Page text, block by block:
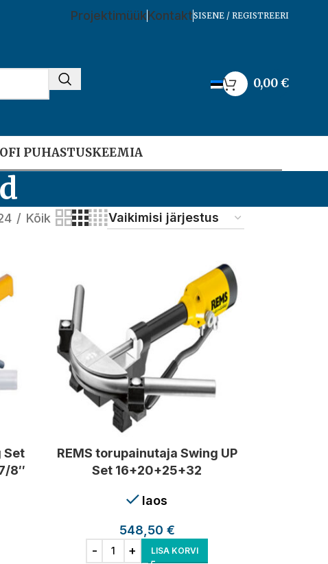
ProjektimüükKontaktSISENE / REGISTREERI
0,00€
PUHASTUSKEEMIA
Kõik
Set
8″
REMS torupainutaja Swing UP
Set 16+20+25+32
laos
548,50 €
LISA KORVI